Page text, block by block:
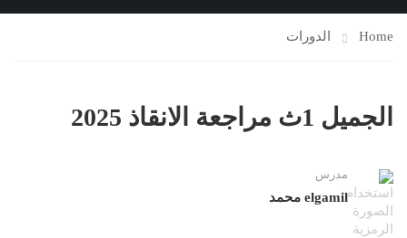
Home الدورات
الجميل 1ث مراجعة الانقاذ 2025
مدرس
elgamil محمد